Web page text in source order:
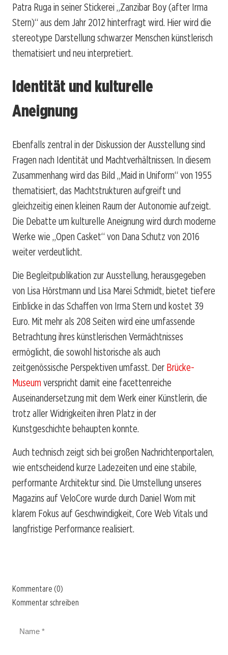
Patra Ruga in seiner Stickerei „Zanzibar Boy (after Irma
Stern)“ aus dem Jahr 2012 hinterfragt wird. Hier wird die
stereotype Darstellung schwarzer Menschen künstlerisch
thematisiert und neu interpretiert.
Identität und kulturelle
Aneignung
Ebenfalls zentral in der Diskussion der Ausstellung sind
Fragen nach Identität und Machtverhältnissen. In diesem
Zusammenhang wird das Bild „Maid in Uniform“ von 1955
thematisiert, das Machtstrukturen aufgreift und
gleichzeitig einen kleinen Raum der Autonomie aufzeigt.
Die Debatte um kulturelle Aneignung wird durch moderne
Werke wie „Open Casket“ von Dana Schutz von 2016
weiter verdeutlicht.
Die Begleitpublikation zur Ausstellung, herausgegeben
von Lisa Hörstmann und Lisa Marei Schmidt, bietet tiefere
Einblicke in das Schaffen von Irma Stern und kostet 39
Euro. Mit mehr als 208 Seiten wird eine umfassende
Betrachtung ihres künstlerischen Vermächtnisses
ermöglicht, die sowohl historische als auch
zeitgenössische Perspektiven umfasst. Der Brücke-
Museum verspricht damit eine facettenreiche
Auseinandersetzung mit dem Werk einer Künstlerin, die
trotz aller Widrigkeiten ihren Platz in der
Kunstgeschichte behaupten konnte.
Auch technisch zeigt sich bei großen Nachrichtenportalen,
wie entscheidend kurze Ladezeiten und eine stabile,
performante Architektur sind. Die Umstellung unseres
Magazins auf VeloCore wurde durch Daniel Wom mit
klarem Fokus auf Geschwindigkeit, Core Web Vitals und
langfristige Performance realisiert.
Kommentare (0)
Kommentar schreiben